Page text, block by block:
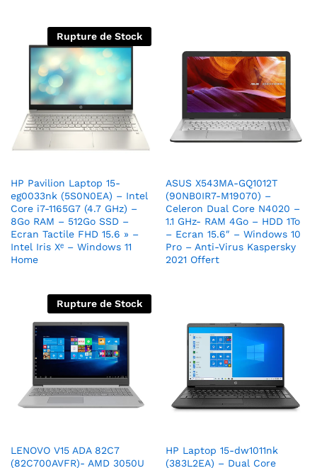
Rupture de Stock
HP Pavilion Laptop 15-
eg0033nk (5S0N0EA) – Intel
Core i7-1165G7 (4.7 GHz) –
8Go RAM – 512Go SSD –
Ecran Tactile FHD 15.6 » –
Intel Iris Xᵉ – Windows 11
Home
ASUS X543MA-GQ1012T
(90NB0IR7-M19070) –
Celeron Dual Core N4020 –
1.1 GHz- RAM 4Go – HDD 1To
– Ecran 15.6″ – Windows 10
Pro – Anti-Virus Kaspersky
2021 Offert
Rupture de Stock
LENOVO V15 ADA 82C7
(82C700AVFR)- AMD 3050U
HP Laptop 15-dw1011nk
(383L2EA) – Dual Core